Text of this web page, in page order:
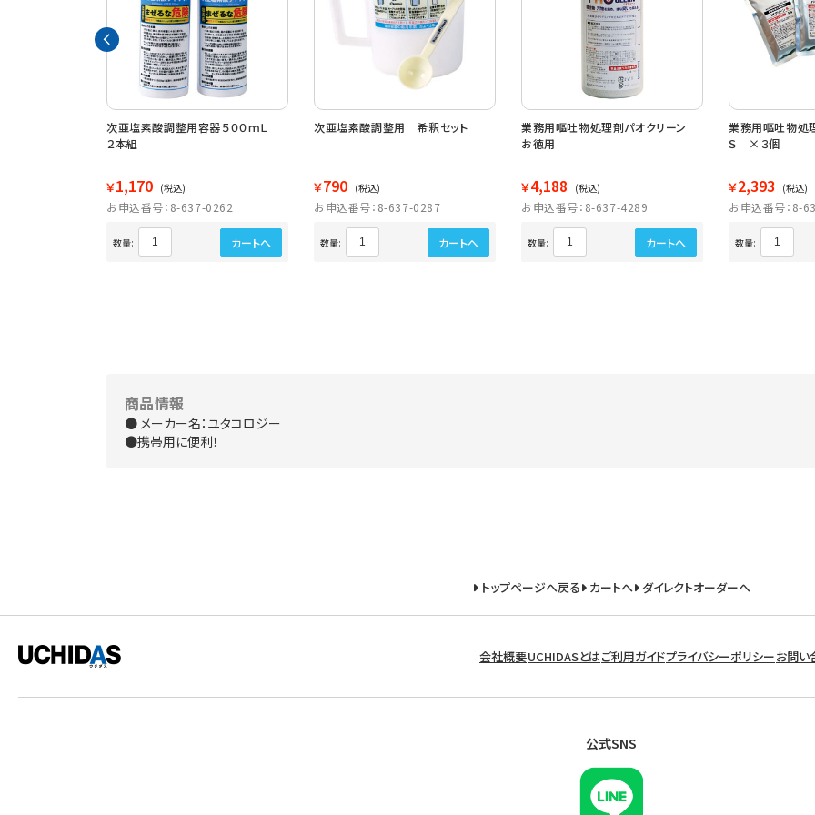
次亜塩素酸調整用容器５００ｍＬ
２本組
￥1,170 (税込)
お申込番号：8-637-0262
数量: カートへ
次亜塩素酸調整用 希釈セット
￥790 (税込)
お申込番号：8-637-0287
数量: カートへ
業務用嘔吐物処理剤パオクリーン
お徳用
￥4,188 (税込)
お申込番号：8-637-4289
数量: カートへ
業務用嘔吐物処
Ｓ ×３個
￥2,393 (税込)
お申込番号：8-
数量:
商品情報
● メーカー名：ユタコロジー
●携帯用に便利！
トップページへ戻る カートへ ダイレクトオーダーへ
会社概要UCHIDASとはご利用ガイドプライバシーポリシーお問い
公式SNS